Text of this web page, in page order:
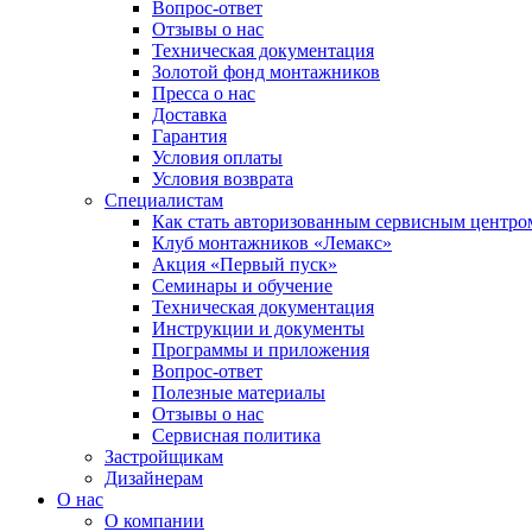
Вопрос-ответ
Отзывы о нас
Техническая документация
Золотой фонд монтажников
Пресса о нас
Доставка
Гарантия
Условия оплаты
Условия возврата
Специалистам
Как стать авторизованным сервисным
Клуб монтажников «Лемакс»
Акция «Первый пуск»
Семинары и обучение
Техническая документация
Инструкции и документы
Программы и приложения
Вопрос-ответ
Полезные материалы
Отзывы о нас
Сервисная политика
Застройщикам
Дизайнерам
О нас
О компании